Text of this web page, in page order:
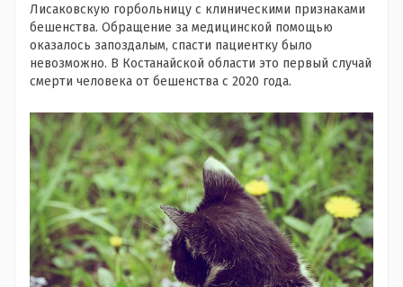
Лисаковскую горбольницу с клиническими признаками
бешенства. Обращение за медицинской помощью
оказалось запоздалым, спасти пациентку было
невозможно. В Костанайской области это первый случай
смерти человека от бешенства с 2020 года.